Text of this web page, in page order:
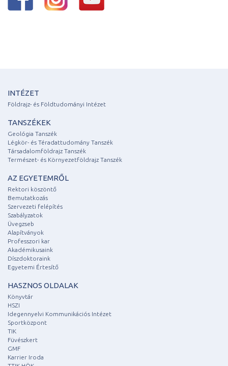
INTÉZET
Földrajz- és Földtudományi Intézet
TANSZÉKEK
Geológia Tanszék
Légkör- és Téradattudomány Tanszék
Társadalomföldrajz Tanszék
Természet- és Környezetföldrajz Tanszék
AZ EGYETEMRŐL
Rektori köszöntő
Bemutatkozás
Szervezeti felépítés
Szabályzatok
Üvegzseb
Alapítványok
Professzori kar
Akadémikusaink
Díszdoktoraink
Egyetemi Értesítő
HASZNOS OLDALAK
Könyvtár
HSZI
Idegennyelvi Kommunikációs Intézet
Sportközpont
TIK
Füvészkert
GMF
Karrier Iroda